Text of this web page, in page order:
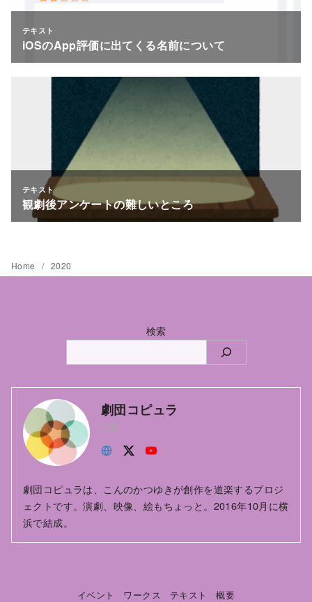
Home 2020
検索
劇団コピュラ
主宰
劇団コピュラは、こんのかつゆきが創作を道楽するプロジ
ェクトです。演劇、映像、絵もちょっと。2016年10月に横
浜で結成。
イベント ワークス テキスト 概要